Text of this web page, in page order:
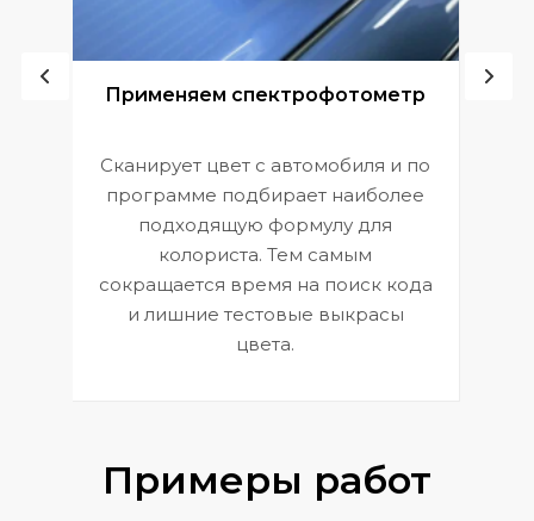
Применяем спектрофотометр
Сканирует цвет с автомобиля и по
программе подбирает наиболее
подходящую формулу для
колориста. Тем самым
сокращается время на поиск кода
и лишние тестовые выкрасы
цвета.
Примеры работ